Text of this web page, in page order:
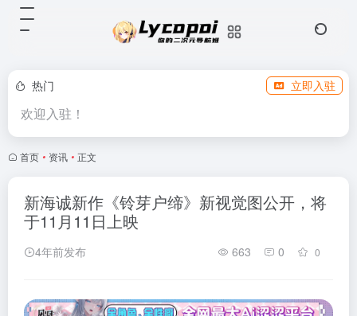
热门 立即入驻
欢迎入驻！
首页 • 资讯 • 正文
新海诚新作《铃芽户缔》新视觉图公开，将
于11月11日上映 ​​​​
4年前发布 663 0 0